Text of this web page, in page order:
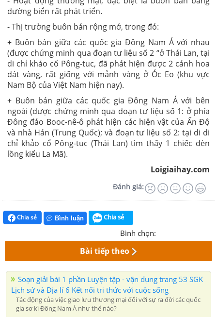
đường biển rất phát triển.
- Thị trường buôn bán rộng mở, trong đó:
+ Buôn bán giữa các quốc gia Đông Nam Á với nhau
(được chứng minh qua đoạn tư liệu số 2 “ở Thái Lan, tại
di chỉ khảo cổ Pông-tuc, đã phát hiện được 2 cánh hoa
dát vàng, rất giống với mảnh vàng ở Óc Eo (khu vực
Nam Bộ của Việt Nam hiện nay).
+ Buôn bán giữa các quốc gia Đông Nam Á với bên
ngoài (được chứng minh qua đoạn tư liệu số 1: ở phía
Đông đảo Booc-nê-ô phát hiện các hiện vật của Ấn Độ
và nhà Hán (Trung Quốc); và đoạn tư liệu số 2: tại di di
chỉ khảo cổ Pông-tuc (Thái Lan) tìm thấy 1 chiếc đèn
lồng kiểu La Mã).
Loigiaihay.com
Đánh giá:
Chia sẻ Bình luận Chia sẻ
Bình chọn:
Bài tiếp theo
Soạn giải bài 1 phần Luyện tập - vận dụng trang 53 SGK
Lịch sử và Địa lí 6 Kết nối tri thức với cuộc sống
Tác động của việc giao lưu thương mại đối với sự ra đời các quốc
gia sơ kì Đông Nam Á như thế nào?